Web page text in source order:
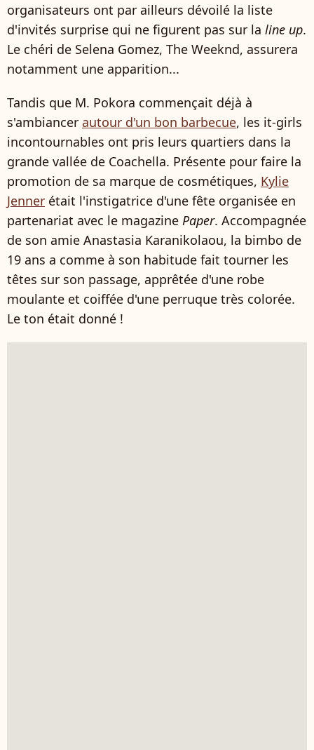
organisateurs ont par ailleurs dévoilé la liste
d'invités surprise qui ne figurent pas sur la line up.
Le chéri de Selena Gomez, The Weeknd, assurera
notamment une apparition...
Tandis que M. Pokora commençait déjà à
s'ambiancer autour d'un bon barbecue, les it-girls
incontournables ont pris leurs quartiers dans la
grande vallée de Coachella. Présente pour faire la
promotion de sa marque de cosmétiques, Kylie
Jenner était l'instigatrice d'une fête organisée en
partenariat avec le magazine Paper. Accompagnée
de son amie Anastasia Karanikolaou, la bimbo de
19 ans a comme à son habitude fait tourner les
têtes sur son passage, apprêtée d'une robe
moulante et coiffée d'une perruque très colorée.
Le ton était donné !